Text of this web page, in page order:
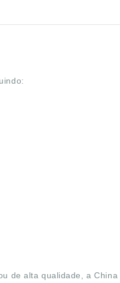
de alta qualidade, a China